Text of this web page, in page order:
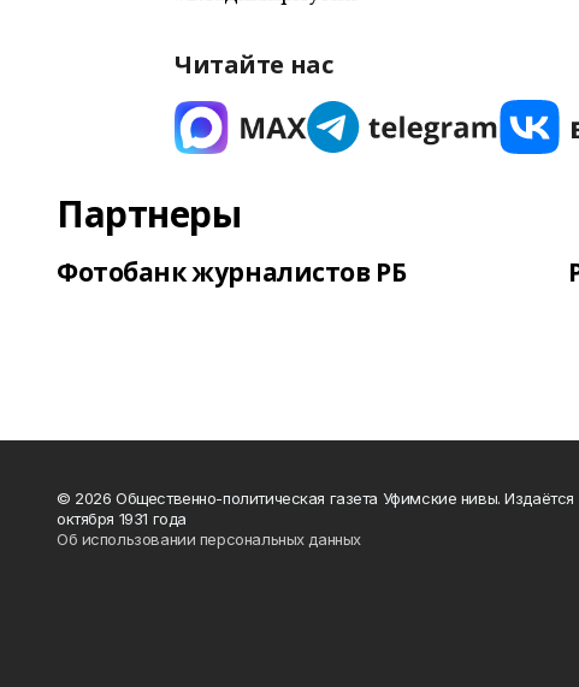
Читайте нас
Партнеры
Фотобанк журналистов РБ
© 2026 Общественно-политическая газета Уфимские нивы. Издаётся
октября 1931 года
Об использовании персональных данных